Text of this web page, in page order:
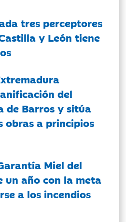
tres perceptores
y León tiene
del
de Barros y sitúa
obras a principios
Miel del
un año con la meta
a los incendios